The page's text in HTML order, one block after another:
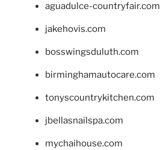
aguadulce-countryfair.com
jakehovis.com
bosswingsduluth.com
birminghamautocare.com
tonyscountrykitchen.com
jbellasnailspa.com
mychaihouse.com